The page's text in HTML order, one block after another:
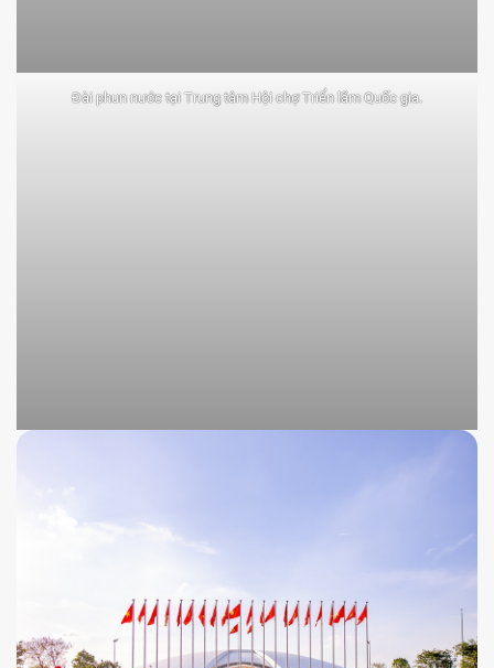
Đài phun nước tại Trung tâm Hội chợ Triển lãm Quốc gia.